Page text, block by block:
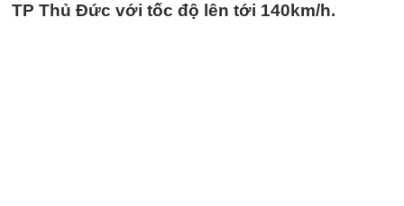
TP Thủ Đức với tốc độ lên tới 140km/h.